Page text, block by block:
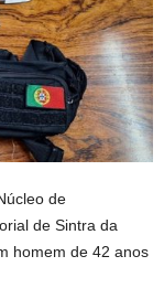
de
de Sintra da
homem de 42 anos